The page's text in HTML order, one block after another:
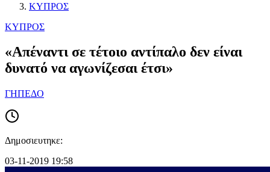
ΚΥΠΡΟΣ
ΚΥΠΡΟΣ
«Απέναντι σε τέτοιο αντίπαλο δεν είναι
δυνατό να αγωνίζεσαι έτσι»
ΓΗΠΕΔΟ
Δημοσιευτηκε:
03-11-2019 19:58